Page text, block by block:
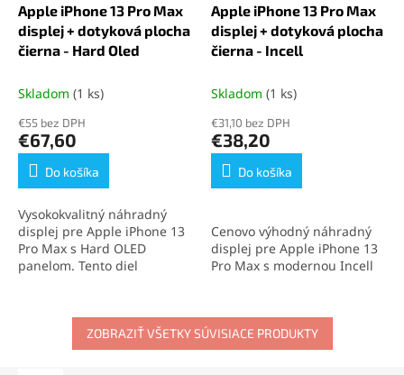
Apple iPhone 13 Pro Max
displej + dotyková plocha
čierna - Hard Oled
Skladom (1 ks)
€55 bez DPH
€67,60
Do košíka
Vysokokvalitný náhradný
displej pre Apple iPhone 13
Pro Max s Hard OLED
panelom. Tento diel
podporu technológií 3D
Touch a TrueTone. Ideálna
voľba pre spoľahlivú a
Apple iPhone 13 Pro Max
displej + dotyková plocha
čierna - Incell
Skladom (1 ks)
€31,10 bez DPH
€38,20
Do košíka
Cenovo výhodný náhradný
displej pre Apple iPhone 13
Pro Max s modernou Incell
vysokú citlivosť na dotyk a
podporu technológie 3D
Touch. Ideálna voľba na
ZOBRAZIŤ VŠETKY SÚVISIACE PRODUKTY